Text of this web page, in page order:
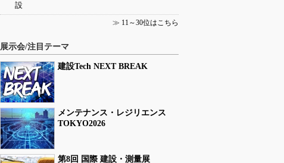
設
≫ 11～30位はこちら
展示会/注目テーマ
建設Tech NEXT BREAK
メンテナンス・レジリエンス
TOKYO2026
第8回 国際 建設・測量展